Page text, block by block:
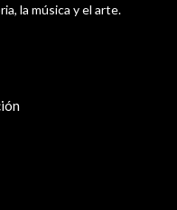
la música y el arte.